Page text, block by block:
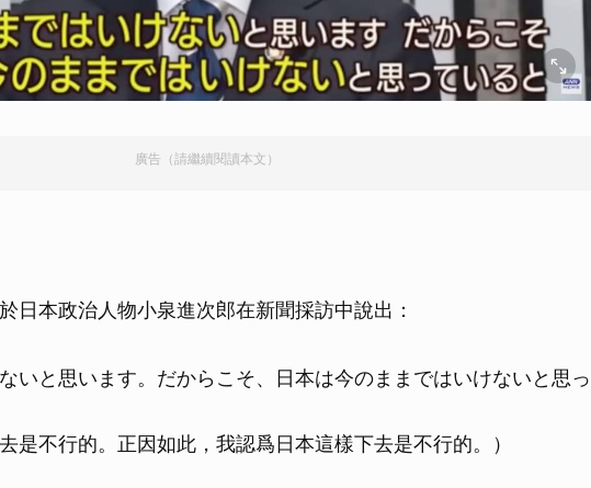
廣告（請繼續閱讀本文）
日本政治人物小泉進次郎在新聞採訪中說出：
いと思います。だからこそ、日本は今のままではいけないと思っ
是不行的。正因如此，我認爲日本這樣下去是不行的。）